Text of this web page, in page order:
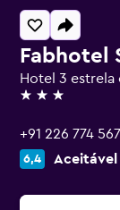
Fabhotel
Hotel 3 estrela
3 estrelas
+91 226 774
6,4 Aceitável